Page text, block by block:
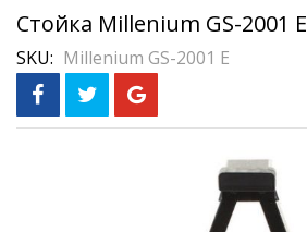
Continut
Стойка Millenium GS-2001 E
SKU Millenium GS-2001 E